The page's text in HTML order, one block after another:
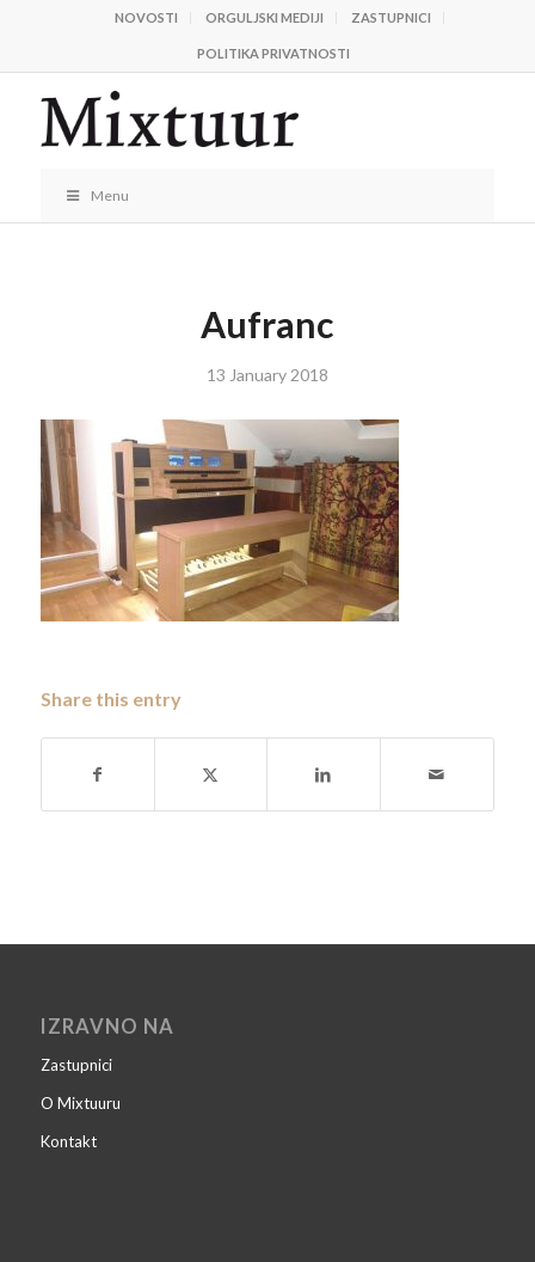
NOVOSTI ORGULJSKI MEDIJI ZASTUPNICI
POLITIKA PRIVATNOSTI
Menu
Aufranc
13 January 2018
Share this entry
IZRAVNO NA
Zastupnici
O Mixtuuru
Kontakt